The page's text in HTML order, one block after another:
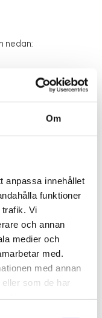
Om
anpassa innehållet
funktioner
Vi
och annan
medier och
med.
med annan
som de har
nedan: